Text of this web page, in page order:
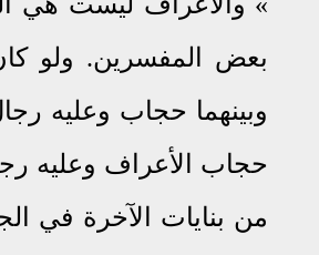
بعض المفسرين. ولو
وبينهما حجاب وعليه
حجاب الأعراف وعليه
من بنايات الآخرة في